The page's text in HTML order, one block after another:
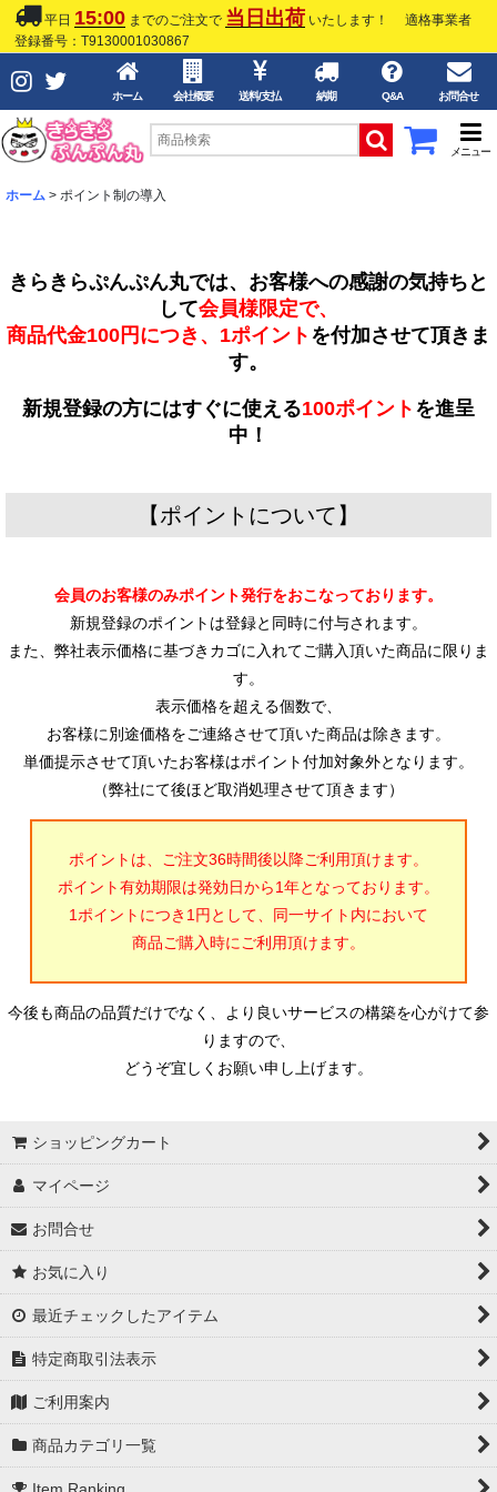
平日 15:00 までのご注文で 当日出荷 いたします！
適格事業者
登録番号：T9130001030867
ホーム 会社概要 送料/支払 納期 Q&A お問合せ
メニュー
ホーム > ポイント制の導入
きらきらぷんぷん丸では、お客様への感謝の気持ちと
して会員様限定で、
商品代金100円につき、1ポイント を付加させて頂きま
す。
新規登録の方にはすぐに使える100ポイント を進呈
中！
【ポイントについて】
会員のお客様のみポイント発行をおこなっております。
新規登録のポイントは登録と同時に付与されます。
また、弊社表示価格に基づきカゴに入れてご購入頂いた商品に限りま
す。
表示価格を超える個数で、
お客様に別途価格をご連絡させて頂いた商品は除きます。
単価提示させて頂いたお客様はポイント付加対象外となります。
（弊社にて後ほど取消処理させて頂きます）
ポイントは、ご注文36時間後以降ご利用頂けます。
ポイント有効期限は発効日から1年となっております。
1ポイントにつき1円として、同一サイト内において
商品ご購入時にご利用頂けます。
今後も商品の品質だけでなく、より良いサービスの構築を心がけて参
りますので、
どうぞ宜しくお願い申し上げます。
ショッピングカート
マイページ
お問合せ
お気に入り
最近チェックしたアイテム
特定商取引法表示
ご利用案内
商品カテゴリ一覧
Item Ranking